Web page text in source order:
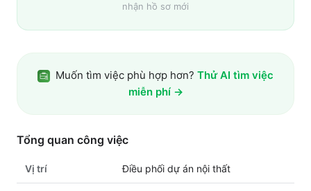
nhận hồ sơ mới
Muốn tìm việc phù hợp hơn? Thử AI tìm việc
miễn phí →
Tổng quan công việc
Vị trí Điều phối dự án nội thất